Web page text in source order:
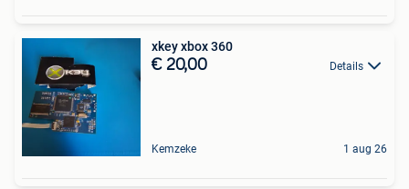
xkey xbox 360
€ 20,00 Details
Kemzeke 1 aug 26